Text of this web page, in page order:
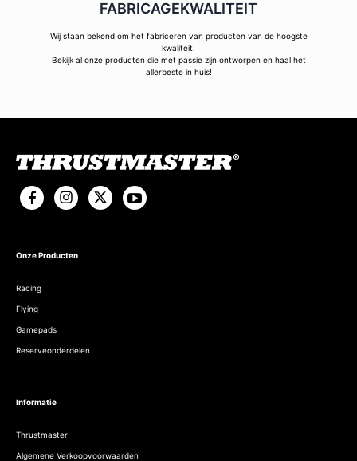
FABRICAGEKWALITEIT
Wij staan bekend om het fabriceren van producten van de hoogste
kwaliteit.
Bekijk al onze producten die met passie zijn ontworpen en haal het
allerbeste in huis!
Onze Producten
Racing
Flying
Gamepads
Reserveonderdelen
Informatie
Thrustmaster
Algemene Verkoopvoorwaarden